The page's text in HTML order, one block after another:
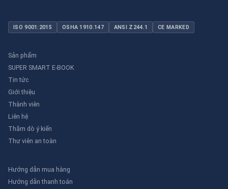
ISO 9001:2015 OSHA 1910.147 ANSI Z244.1 CE MARKED
Sản phẩm
SUPER SMART E-BOOK
Tin tức
Giới thiệu
Thành viên
Liên hệ
Thăm dò ý kiến
Thư viên an toàn
Hướng dẫn mua hàng
Hướng dẫn thanh toán